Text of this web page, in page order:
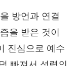
방언과 연결
을 받은 것이
진심으로 예수